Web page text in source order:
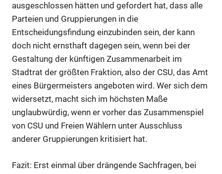
ausgeschlossen hätten und gefordert hat, dass alle
Parteien und Gruppierungen in die
Entscheidungsfindung einzubinden sein, der kann
doch nicht ernsthaft dagegen sein, wenn bei der
Gestaltung der künftigen Zusammenarbeit im
Stadtrat der größten Fraktion, also der CSU, das Amt
eines Bürgermeisters angeboten wird. Wer sich dem
widersetzt, macht sich im höchsten Maße
unglaubwürdig, wenn er vorher das Zusammenspiel
von CSU und Freien Wählern unter Ausschluss
anderer Gruppierungen kritisiert hat.
Fazit: Erst einmal über drängende Sachfragen, bei